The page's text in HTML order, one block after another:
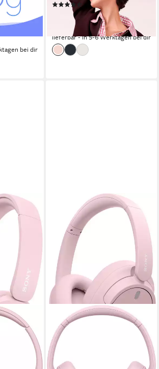
bei dir
(9)
ab 84,90 € UVP 99,99 €
lieferbar - in 5-6 Werktagen bei dir